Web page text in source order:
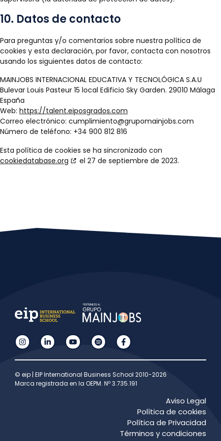
10. Datos de contacto
Para preguntas y/o comentarios sobre nuestra política de
cookies y esta declaración, por favor, contacta con nosotros
usando los siguientes datos de contacto:
MAINJOBS INTERNACIONAL EDUCATIVA Y TECNOLÓGICA S.A.U
Bulevar Louis Pasteur 15 local Edificio Sky Garden. 29010 Málaga
España
Web: https://talent.eiposgrados.com
Correo electrónico: cumplimiento@grupomainjobs.com
Número de teléfono: +34 900 812 816
Esta política de cookies se ha sincronizado con
cookiedatabase.org
el 27 de septiembre de 2023.
© eip | EIP International Business School 2010-2026
Marca registrada en la OEPM. Nº 3.735.191
Aviso Legal
Política de cookies
Política de Privacidad
Términos y condiciones